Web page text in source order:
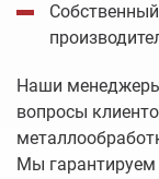
Наши менеджеры
вопросы
Мы гарантируем